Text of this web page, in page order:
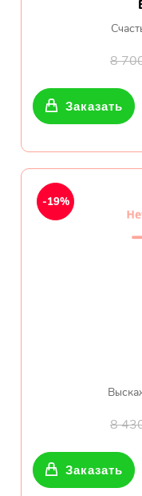
8
Заказать
8
-19%
Заказать